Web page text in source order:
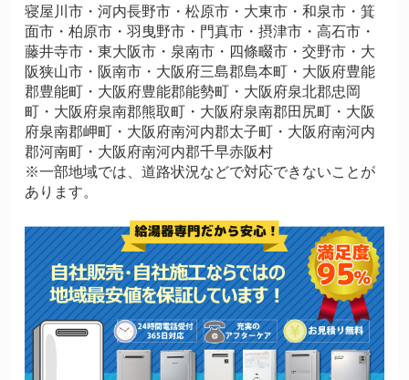
寝屋川市・河内長野市・松原市・大東市・和泉市・箕
面市・柏原市・羽曳野市・門真市・摂津市・高石市・
藤井寺市・東大阪市・泉南市・四條畷市・交野市・大
阪狭山市・阪南市・大阪府三島郡島本町・大阪府豊能
郡豊能町・大阪府豊能郡能勢町・大阪府泉北郡忠岡
町・大阪府泉南郡熊取町・大阪府泉南郡田尻町・大阪
府泉南郡岬町・大阪府南河内郡太子町・大阪府南河内
郡河南町・大阪府南河内郡千早赤阪村
※一部地域では、道路状況などで対応できないことが
あります。